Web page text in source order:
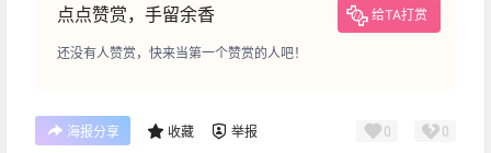
点点赞赏，手留余香 给TA打赏
还没有人赞赏，快来当第一个赞赏的人吧！
海报分享 收藏 举报 0 0